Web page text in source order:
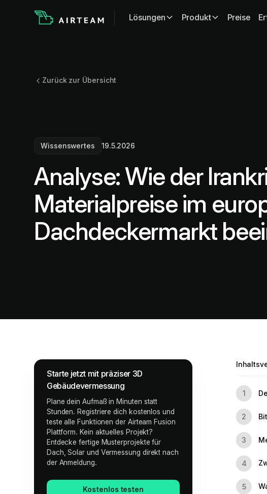
Lösungen Produkt Preise
Zurück zur Übersicht
Wissenswertes 19.5.2026
Analyse: Wie der
Materialpreise im
Dachdeckermarkt
Starte jetzt mit präziser 3D
Gebäudevermessung
Plane dein Aufmaß in Minuten statt
Stunden. Registriere dich kostenlos und
teste alle Funktionen der Airteam Fusion
Plattform. Kein aktuelles Projekt?
Entdecke fertige Musterprojekte für
Dach, Solar und Vermessung direkt nach
der Anmeldung.
Kostenlos testen
1
2
3
4
5